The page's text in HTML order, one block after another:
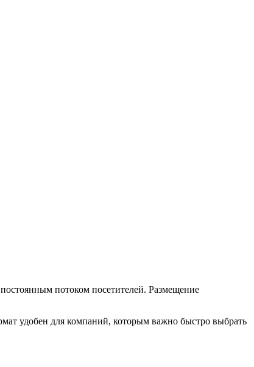
потоком посетителей. Размещение
удобен для компаний, которым важно быстро выбрать